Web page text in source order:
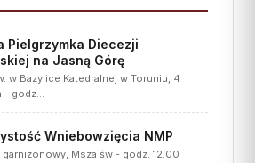
Pielgrzymka Diecezji
na Jasną Górę
w Bazylice Katedralnej w Toruniu, 4
- godz…
Wniebowzięcia NMP
garnizonowy, Msza św - godz. 12.00